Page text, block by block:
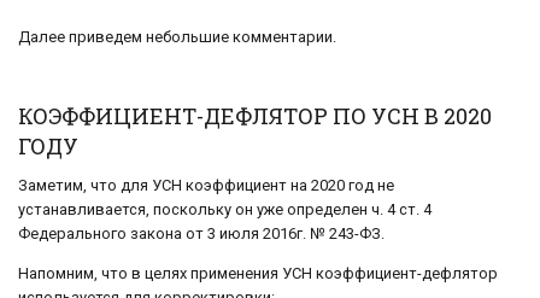
Далее приведем небольшие комментарии.
КОЭФФИЦИЕНТ-ДЕФЛЯТОР ПО УСН В 2020
ГОДУ
Заметим, что для УСН коэффициент на 2020 год не
устанавливается, поскольку он уже определен ч. 4 ст. 4
Федерального закона от 3 июля 2016г. № 243-ФЗ.
Напомним, что в целях применения УСН коэффициент-дефлятор